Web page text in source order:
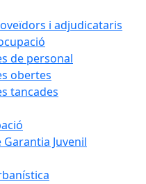
i adjudicataris
de personal
obertes
tancades
Juvenil